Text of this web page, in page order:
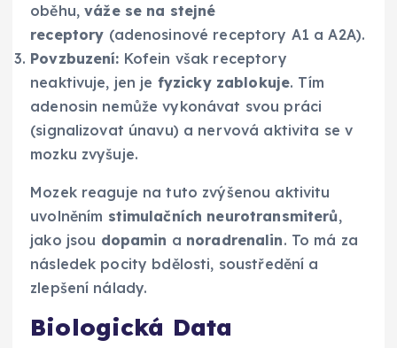
oběhu,váže se na stejné
receptory (adenosinové receptory A1​ a A2A​).
Povzbuzení: Kofein však receptory
neaktivuje, jen je fyzicky zablokuje. Tím
adenosin nemůže vykonávat svou práci
(signalizovat únavu) a nervová aktivita se v
mozku zvyšuje.
Mozek reaguje na tuto zvýšenou aktivitu
uvolněním stimulačních neurotransmiterů,
jako jsou dopamin a noradrenalin. To má za
následek pocity bdělosti, soustředění a
zlepšení nálady.
Biologická Data